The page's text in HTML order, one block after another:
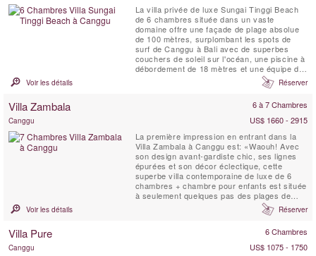
La villa privée de luxe Sungai Tinggi Beach
de 6 chambres située dans un vaste
domaine offre une façade de plage absolue
de 100 mètres, surplombant les spots de
surf de Canggu à Bali avec de superbes
couchers de soleil sur l'océan, une piscine à
débordement de 18 mètres et une équipe de
personnel professionnel pour choyer les
clients de la villa. Les propriétés comme la
Sungai Tinggi Beach Villa peut également
Voir les détails Réserver
Villa Zambala 6 à 7 Chambres
Canggu
US$ 1660 - 2915
La première impression en entrant dans la
Villa Zambala à Canggu est: «Waouh! Avec
son design avant-gardiste chic, ses lignes
épurées et son décor éclectique, cette
superbe villa contemporaine de luxe de 6
chambres + chambre pour enfants est située
à seulement quelques pas des plages de
sable de Berawa Beach à Canggu. La Villa
Zambala constitue un nouvel ajout locatif
Parfait pour les familles ou les groupes
Voir les détails Réserver
Villa Pure 6 Chambres
Canggu
US$ 1075 - 1750